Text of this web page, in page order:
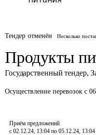
Тендер отменён Несколько
Продукты
Государственный тендер,
Осуществление перевозок с
Приём предложений
с 02.12.24, 13:04 по 05.12.24, 13:04